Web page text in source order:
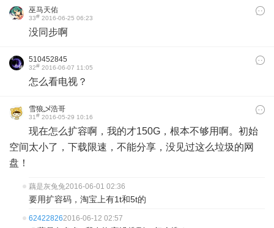
巫马天佑
33# 2016-06-25 06:23
没同步啊
510452845
32# 2016-06-07 11:05
怎么看电视？
雪狼乄浩哥
31# 2016-05-29 10:16
现在怎么扩容啊，我的才150G，根本不够用啊。初始
空间太小了，下载限速，不能分享，没见过这么垃圾的网
盘！
藕是灰兔兔2016-06-01 02:36
要用扩容码，淘宝上有1t和5t的
624228262016-06-12 02:57